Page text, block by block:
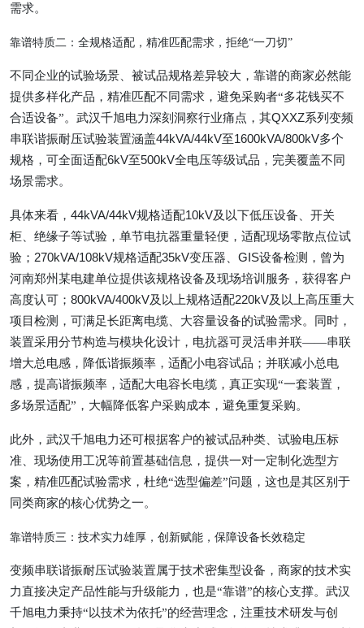
需求。
靠谱特质二：全规格适配，精准匹配需求，拒绝“一刀切”
不同企业的试验场景、被试品规格差异较大，靠谱的商家必然能
提供多样化产品，精准匹配不同需求，避免采购者“多花钱买不
合适设备”。武汉千旭电力深刻洞察行业痛点，其QXXZ系列变频
串联谐振耐压试验装置涵盖44kVA/44kV至1600kVA/800kV多个
规格，可全面适配6kV至500kV全电压等级试品，完美覆盖不同
场景需求。
具体来看， 44kVA/44kV规格适配10kV及以下低压设备、开关
柜、绝缘子等试验，单节电抗器重量轻便，适配现场零散点位试
验； 270kVA/108kV规格适配35kV变压器、 GIS设备检测，曾为
河南郑州某电建单位提供该规格设备及现场培训服务，获得客户
高度认可； 800kVA/400kV及以上规格适配220kV及以上高压重大
项目检测，可满足长距离电缆、大容量设备的试验需求。同时，
装置采用分节构造与模块化设计，电抗器可灵活串并联——串联
增大总电感，降低谐振频率，适配小电容试品；并联减小总电
感，提高谐振频率，适配大电容长电缆，真正实现“一套装置，
多场景适配”，大幅降低客户采购成本，避免重复采购。
此外，武汉千旭电力还可根据客户的被试品种类、试验电压标
准、现场使用工况等前置基础信息，提供一对一定制化选型方
案，精准匹配试验需求，杜绝“选型偏差”问题，这也是其区别于
同类商家的核心优势之一。
靠谱特质三：技术实力雄厚，创新赋能，保障设备长效稳定
变频串联谐振耐压试验装置属于技术密集型设备，商家的技术实
力直接决定产品性能与升级能力，也是“靠谱”的核心支撑。武汉
千旭电力秉持“以技术为依托”的经营理念，注重技术研发与创